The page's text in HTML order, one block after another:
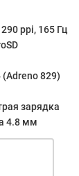
ppi, 165 Гц
(Adreno 829)
зарядка
4.8 мм